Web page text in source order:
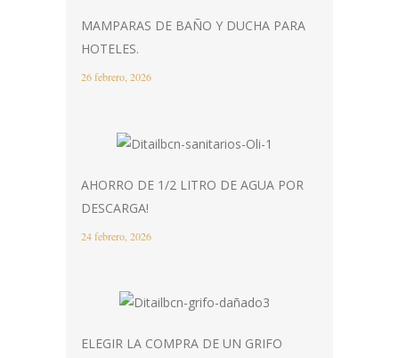
MAMPARAS DE BAÑO Y DUCHA PARA
HOTELES.
26 febrero, 2026
AHORRO DE 1/2 LITRO DE AGUA POR
DESCARGA!
24 febrero, 2026
ELEGIR LA COMPRA DE UN GRIFO